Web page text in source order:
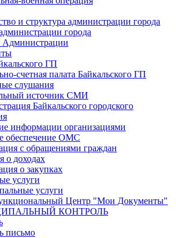
и структура администрации города
города
Администрации
ГП
счетная палата Байкальского ГП
слушания
источник СМИ
Байкальского городского
информации организациями
обеспечение ОМС
с обращениями граждан
о доходах
о закупках
услуги
услуги
Центр "Мои Документы"
КОНТРОЛЬ
письмо